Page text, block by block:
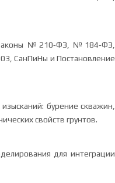
№210‑ФЗ, №184‑ФЗ,
СанПиНы и Постановление
бурение скважин,
свойств грунтов.
для интеграции